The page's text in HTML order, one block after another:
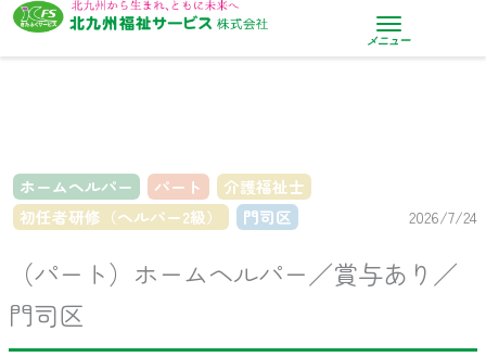
内
を
メニュー
ホームヘルパー パート
介護福祉士
初任者研修（ヘルパー2級）
門司区 2026/7/24
（パート）ホームヘルパー／賞与あり／
門司区